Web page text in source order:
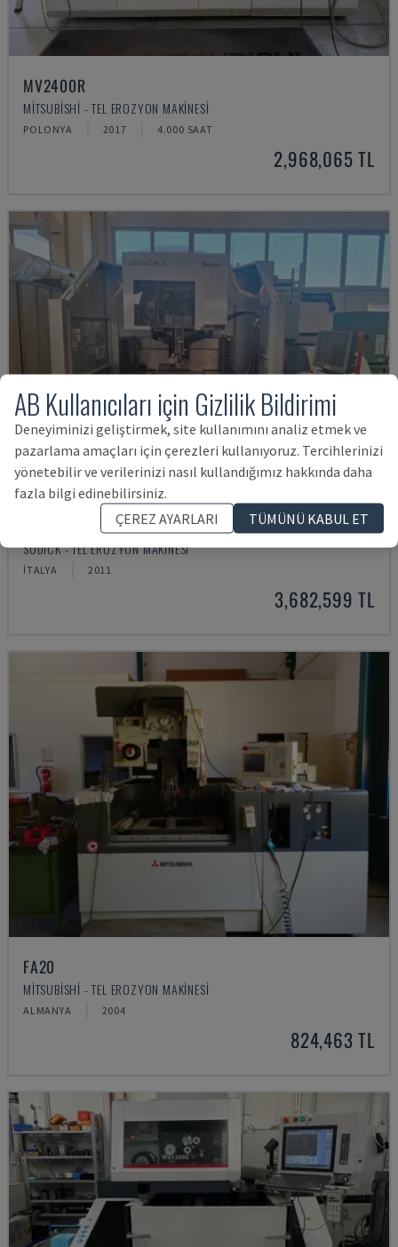
MV2400R
MITSUBISHI - TEL EROZYON MAKINESI
POLONYA 2017 4.000 SAAT
2,968,065 TL
SODICK - TEL EROZYON MAKINESI
İTALYA 2011
3,682,599 TL
FA20
MITSUBISHI - TEL EROZYON MAKINESI
ALMANYA 2004
824,463 TL
AB Kullanıcıları için Gizlilik Bildirimi
Deneyiminizi geliştirmek, site kullanımını analiz etmek ve
pazarlama amaçları için çerezleri kullanıyoruz. Tercihlerinizi
yönetebilir ve verilerinizi nasıl kullandığımız hakkında daha
fazla bilgi edinebilirsiniz.
ÇEREZ AYARLARI
TÜMÜNÜ KABUL ET